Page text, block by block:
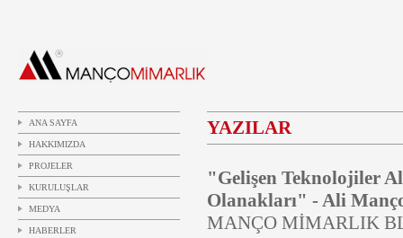
ANA SAYFA
HAKKIMIZDA
PROJELER
KURULUŞLAR
MEDYA
HABERLER
YAZILAR
"Gelişen Teknolojiler
Olanakları" - Ali
MANÇO MİMARLIK